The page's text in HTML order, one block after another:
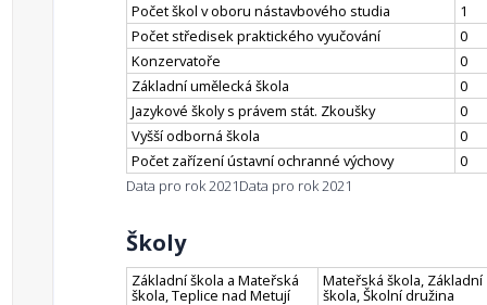
Počet škol v oboru nástavbového studia
1
Počet středisek praktického vyučování
0
Konzervatoře
0
Základní umělecká škola
0
Jazykové školy s právem stát. Zkoušky
0
Vyšší odborná škola
0
Počet zařízení ústavní ochranné výchovy
0
Data pro rok 2021Data pro rok 2021
Školy
Základní škola a Mateřská
škola, Teplice nad Metují
Mateřská škola, Základní
škola, Školní družina